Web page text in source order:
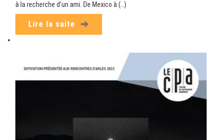
à la recherche d’un ami. De Mexico à (…)
Lire la suite